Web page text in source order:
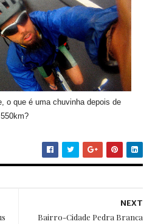
o que é uma chuvinha depois de
550km?
NEXT
Bairro-Cidade Pedra Branca